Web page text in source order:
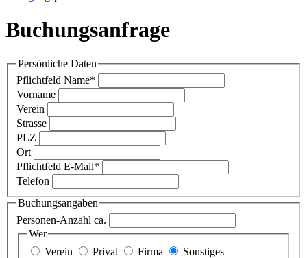
Buchungsanfrage
Persönliche Daten
Pflichtfeld Name*
Vorname
Verein
Strasse
PLZ
Ort
Pflichtfeld E-Mail*
Telefon
Buchungsangaben
Personen-Anzahl ca.
Wer
Verein
Privat Firma
Sonstiges